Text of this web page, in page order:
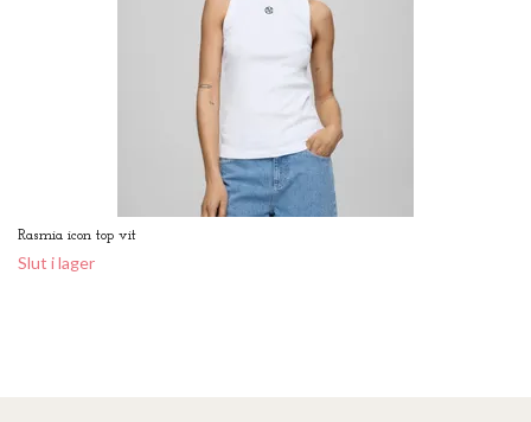
Rasmia icon top vit
Slut i lager